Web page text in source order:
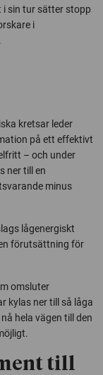
i sin tur sätter stopp
i
kretsar leder
på ett effektivt
– och under
ner till en
minus
lågenergiskt
förutsättning för
omsluter
kylas ner till så låga
hela vägen till den
till